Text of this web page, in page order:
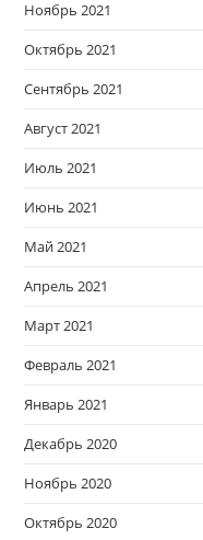
Ноябрь 2021
Октябрь 2021
Сентябрь 2021
Август 2021
Июль 2021
Июнь 2021
Май 2021
Апрель 2021
Март 2021
Февраль 2021
Январь 2021
Декабрь 2020
Ноябрь 2020
Октябрь 2020